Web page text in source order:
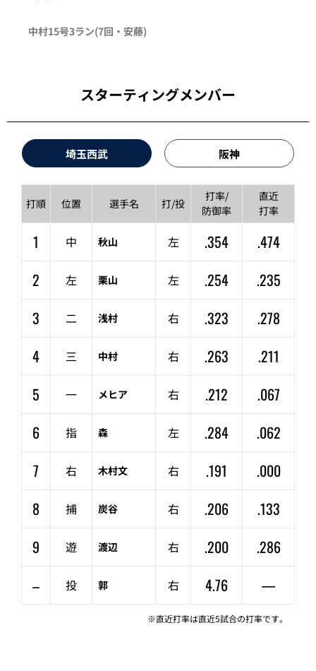
中村15号3ラン(7回・ 安藤)
スターティングメンバー
埼玉西武 阪神
打順 位置 選手名 打/投
打率/
防御率
直近
打率
1 中 秋山 左 .354
.474
2
左 栗山 左 .254
.235
3
二 浅村 右 .323
.278
4
三 中村 右 .263
.211
5
一 メヒア 右 .212
.067
6
指 森 左 .284
.062
7
右 木村文 右 .191
.000
8
捕 炭谷 右 .206
.133
9
遊 渡辺 右 .200
.286
–
投 郭 右 4.76 —
※直近打率は直近5試合の打率です。